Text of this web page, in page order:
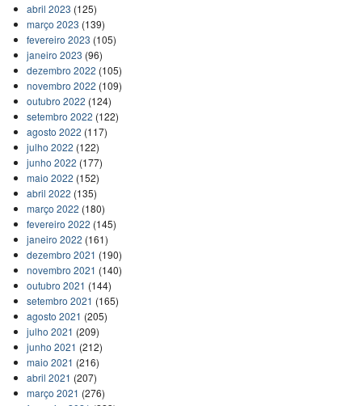
abril 2023 (125)
março 2023 (139)
fevereiro 2023 (105)
janeiro 2023 (96)
dezembro 2022 (105)
novembro 2022 (109)
outubro 2022 (124)
setembro 2022 (122)
agosto 2022 (117)
julho 2022 (122)
junho 2022 (177)
maio 2022 (152)
abril 2022 (135)
março 2022 (180)
fevereiro 2022 (145)
janeiro 2022 (161)
dezembro 2021 (190)
novembro 2021 (140)
outubro 2021 (144)
setembro 2021 (165)
agosto 2021 (205)
julho 2021 (209)
junho 2021 (212)
maio 2021 (216)
abril 2021 (207)
março 2021 (276)